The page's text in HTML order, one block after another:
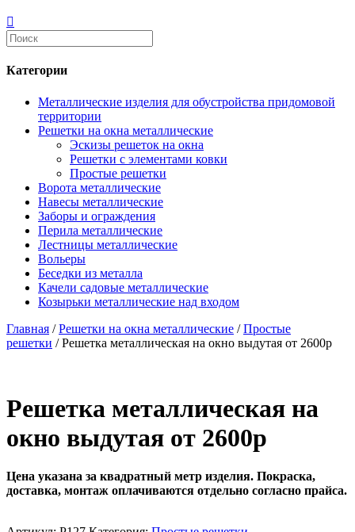
Категории
Металлические изделия для обустройства придомовой
территории
Решетки на окна металлические
Эскизы решеток на окна
Решетки с элементами ковки
Простые решетки
Ворота металлические
Навесы металлические
Заборы и ограждения
Перила металлические
Лестницы металлические
Вольеры
Беседки из металла
Качели садовые металлические
Козырьки металлические над входом
Главная /Решетки на окна металлические /Простые
решетки / Решетка металлическая на окно выдутая от 2600р
Решетка металлическая на
окно выдутая от 2600р
Цена указана за квадратный метр изделия. Покраска,
доставка, монтаж оплачиваются отдельно согласно прайса.